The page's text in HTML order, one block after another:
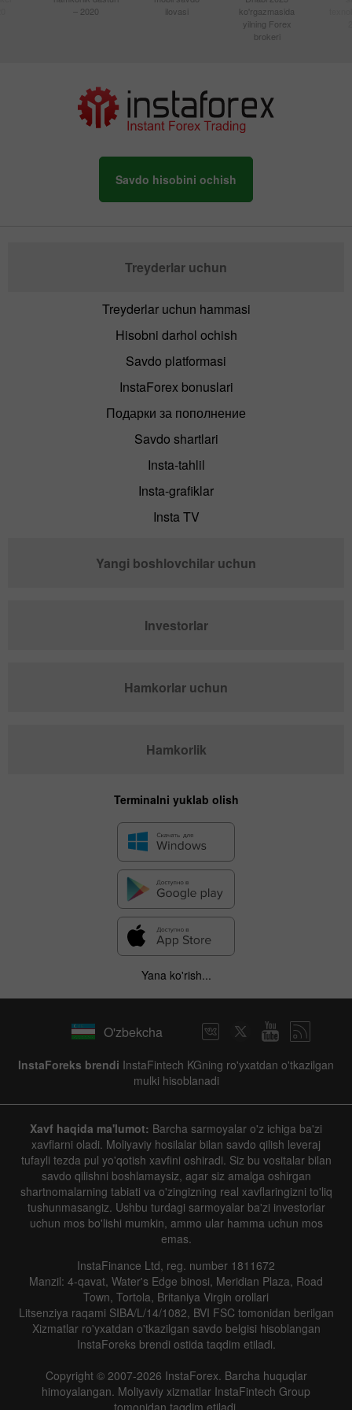
– 2020
ilovasi
ko'rgazmasida
yilning Forex
brokeri
Savdo hisobini ochish
Treyderlar uchun
Treyderlar uchun hammasi
Hisobni darhol ochish
Savdo platformasi
InstaForex bonuslari
Подарки за пополнение
Savdo shartlari
Insta-tahlil
Insta-grafiklar
Insta TV
Yangi boshlovchilar uchun
Investorlar
Hamkorlar uchun
Hamkorlik
Terminalni yuklab olish
Yana ko'rish...
O'zbekcha
InstaForeks brendi InstaFintech KGning ro'yxatdan o'tkazilgan
mulki hisoblanadi
Xavf haqida ma'lumot: Barcha sarmoyalar o'z ichiga ba'zi
xavflarni oladi. Moliyaviy hosilalar bilan savdo qilish leveraj
tufayli tezda pul yo'qotish xavfini oshiradi. Siz bu vositalar bilan
savdo qilishni boshlamaysiz, agar siz amalga oshirgan
shartnomalarning tabiati va o'zingizning real xavflaringizni to'liq
tushunmasangiz. Ushbu turdagi sarmoyalar ba'zi investorlar
uchun mos bo'lishi mumkin, ammo ular hamma uchun mos
emas.
InstaFinance Ltd, reg. number 1811672
Manzil: 4-qavat, Water's Edge binosi, Meridian Plaza, Road
Town, Tortola, Britaniya Virgin orollari
Litsenziya raqami SIBA/L/14/1082, BVI FSC tomonidan berilgan
Xizmatlar ro'yxatdan o'tkazilgan savdo belgisi hisoblangan
InstaForeks brendi ostida taqdim etiladi.
Copyright © 2007-2026 InstaForex. Barcha huquqlar
himoyalangan. Moliyaviy xizmatlar InstaFintech Group